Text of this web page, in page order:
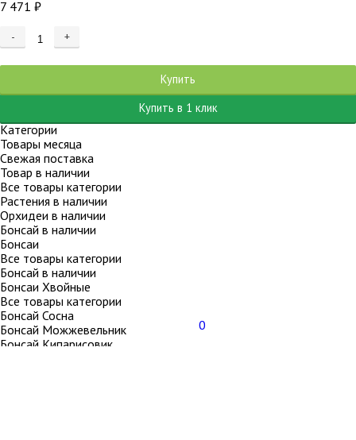
7 471 ₽
- +
Купить
Купить в 1 клик
0
Категории
Товары месяца
Свежая поставка
Товар в наличии
Все товары категории
Растения в наличии
Орхидеи в наличии
Бонсай в наличии
Бонсаи
Все товары категории
Бонсай в наличии
Бонсаи Хвойные
Все товары категории
Бонсай Сосна
Бонсай Можжевельник
Бонсай Кипарисовик